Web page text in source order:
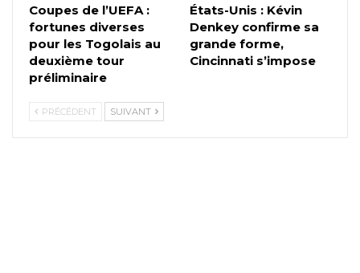
Coupes de l’UEFA :
fortunes diverses
pour les Togolais au
deuxième tour
préliminaire
États-Unis : Kévin
Denkey confirme sa
grande forme,
Cincinnati s’impose
PRÉCÉDENT SUIVANT